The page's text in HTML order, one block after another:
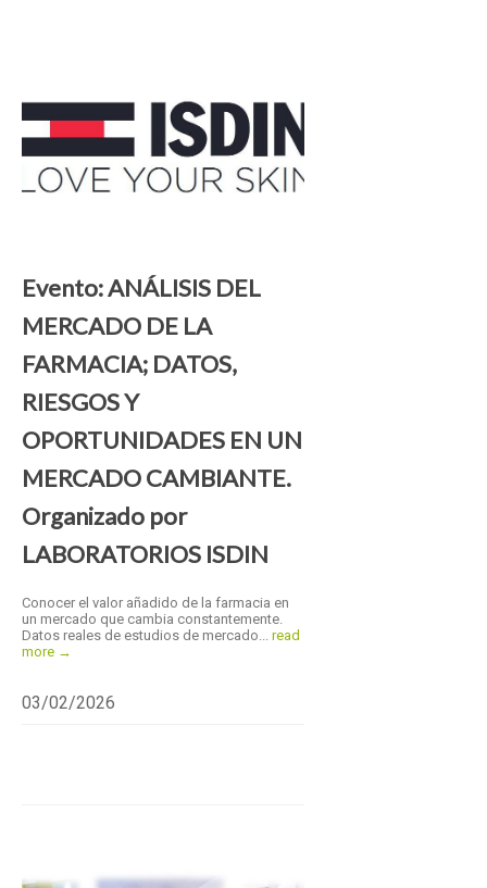
Evento: ANÁLISIS DEL
MERCADO DE LA
FARMACIA; DATOS,
RIESGOS Y
OPORTUNIDADES EN UN
MERCADO CAMBIANTE.
Organizado por
LABORATORIOS ISDIN
Conocer el valor añadido de la farmacia en
un mercado que cambia constantemente.
Datos reales de estudios de mercado... read
more →
03/02/2026